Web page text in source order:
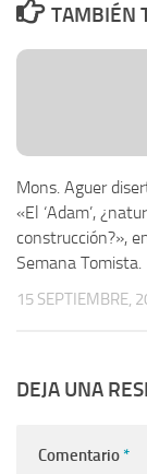
TAMBIÉN
Mons. Aguer
«El ‘Adam’,
construcción?»,
Semana Tomista.
15 SEPTIEMBRE,
DEJA UNA
Comentario *